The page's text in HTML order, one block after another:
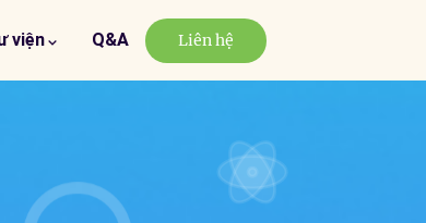
viện Q&A Liên hệ